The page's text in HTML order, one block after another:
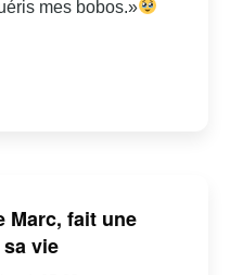
mes bobos.»
Marc, fait une
vie